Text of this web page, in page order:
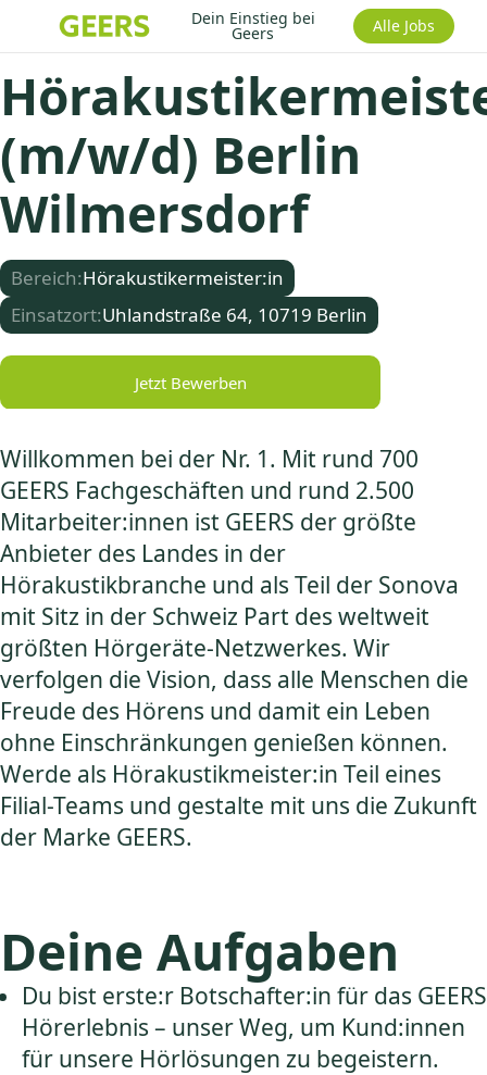
Dein Einstieg bei
Geers Alle Jobs
(m/w/d) Berlin
Wilmersdorf
Bereich:Hörakustikermeister:in
Einsatzort:Uhlandstraße 64, 10719 Berlin
Jetzt Bewerben
Willkommen bei der Nr. 1. Mit rund 700
GEERS Fachgeschäften und rund 2.500
Mitarbeiter:innen ist GEERS der größte
Anbieter des Landes in der
Hörakustikbranche und als Teil der Sonova
mit Sitz in der Schweiz Part des weltweit
größten Hörgeräte-Netzwerkes. Wir
verfolgen die Vision, dass alle Menschen die
Freude des Hörens und damit ein Leben
ohne Einschränkungen genießen können.
Werde als Hörakustikmeister:in Teil eines
Filial-Teams und gestalte mit uns die Zukunft
der Marke GEERS.
Deine Aufgaben
Du bist erste:r Botschafter:in für das GEERS
Hörerlebnis – unser Weg, um Kund:innen
für unsere Hörlösungen zu begeistern.